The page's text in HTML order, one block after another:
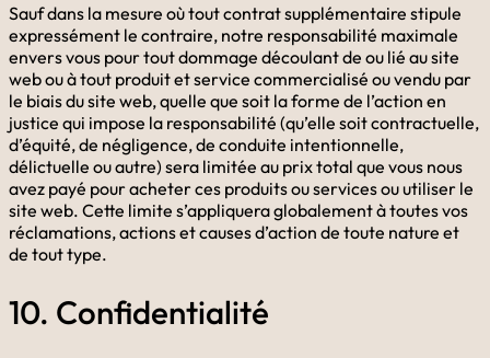
Sauf dans la mesure où tout contrat supplémentaire stipule
expressément le contraire, notre responsabilité maximale
envers vous pour tout dommage découlant de ou lié au site
web ou à tout produit et service commercialisé ou vendu par
le biais du site web, quelle que soit la forme de l’action en
justice qui impose la responsabilité (qu’elle soit contractuelle,
d’équité, de négligence, de conduite intentionnelle,
délictuelle ou autre) sera limitée au prix total que vous nous
avez payé pour acheter ces produits ou services ou utiliser le
site web. Cette limite s’appliquera globalement à toutes vos
réclamations, actions et causes d’action de toute nature et
de tout type.
10. Confidentialité